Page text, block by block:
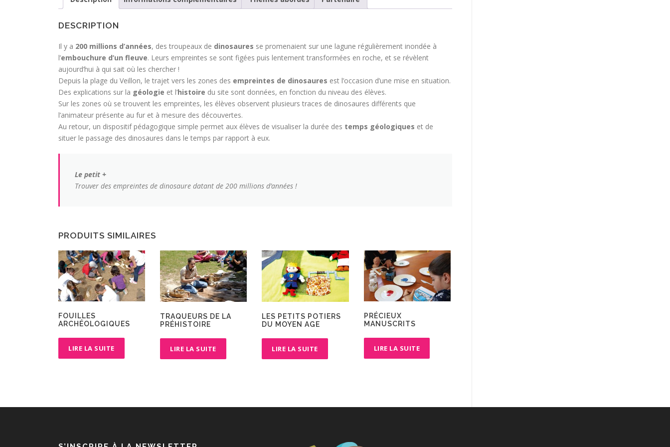
DESCRIPTION
Il y a 200 millions d’années, des troupeaux de dinosaures se promenaient sur une lagune régulièrement inondée à
l’embouchure d’un fleuve. Leurs empreintes se sont figées puis lentement transformées en roche, et se révèlent
aujourd’hui à qui sait où les chercher !
Depuis la plage du Veillon, le trajet vers les zones des empreintes de dinosaures est l’occasion d’une mise en situation.
Des explications sur la géologie et l’histoire du site sont données, en fonction du niveau des élèves.
Sur les zones où se trouvent les empreintes, les élèves observent plusieurs traces de dinosaures différents que
l’animateur présente au fur et à mesure des découvertes.
Au retour, un dispositif pédagogique simple permet aux élèves de visualiser la durée des temps géologiques et de
situer le passage des dinosaures dans le temps par rapport à eux.
Le petit +
Trouver des empreintes de dinosaure datant de 200 millions d’années !
PRODUITS SIMILAIRES
FOUILLES
ARCHÉOLOGIQUES
LIRE LA SUITE
TRAQUEURS DE LA
PRÉHISTOIRE
LIRE LA SUITE
LES PETITS POTIERS
DU MOYEN AGE
LIRE LA SUITE
PRÉCIEUX
MANUSCRITS
LIRE LA SUITE